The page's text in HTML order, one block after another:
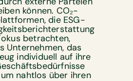
können. CO₂-
die ESG-
betrachten,
Unternehmen, das
individuell auf ihre
nahtlos über ihren